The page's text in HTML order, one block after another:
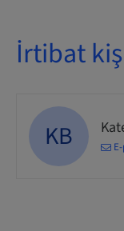
İrtibat
KB